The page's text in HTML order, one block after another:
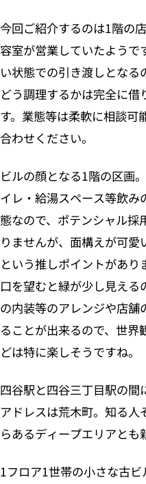
今回ご紹介するのは1階の
容室が営業していたようで
い状態での引き渡しとなる
どう調理するかは完全に借
す。業態等は柔軟に相談可
合わせください。
ビルの顔となる1階の区画
イレ・給湯スペース等飲み
態なので、ポテンシャル採
りませんが、面構えが可
という推しポイントがあり
口を望むと緑が少し見える
の内装等のアレンジや店舗
ることが出来るので、世界
どは特に楽しそうですね。
四谷駅と四谷三丁目駅の間
アドレスは荒木町。知る
らあるディープエリアとも
1フロア1世帯の小さな古